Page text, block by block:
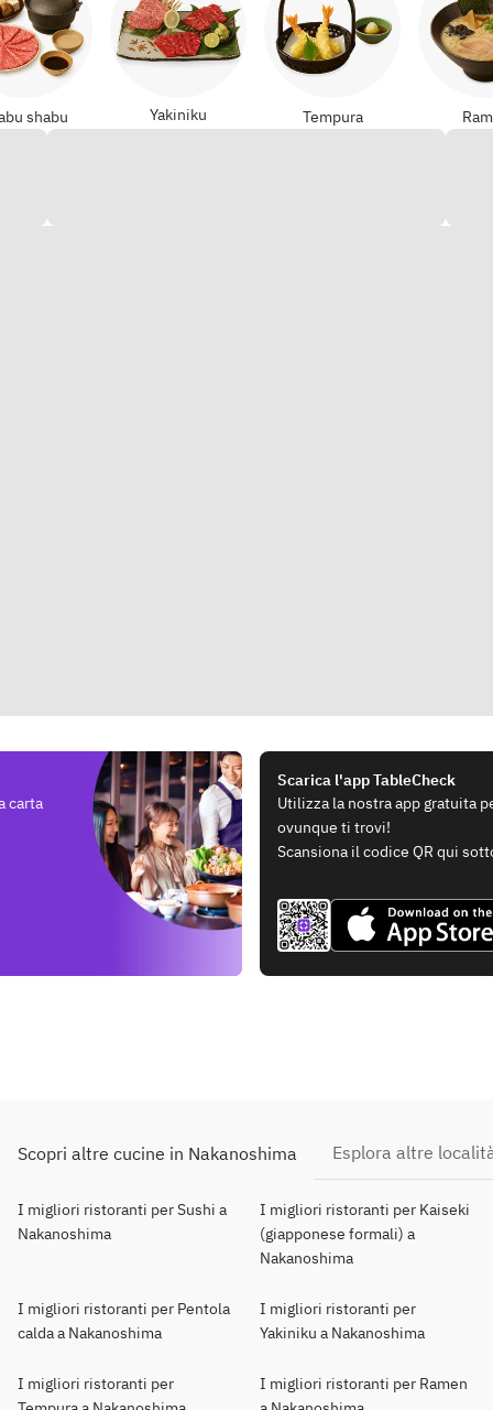
shabu Yakiniku Tempura
carta
Scarica l'app TableCheck
Utilizza la nostra app gratuita
ovunque ti trovi!
Scansiona il codice QR qui
Scopri altre cucine in Nakanoshima Esplora altre
I migliori ristoranti per Sushi a
Nakanoshima
I migliori ristoranti per Kaiseki
(giapponese formali) a
Nakanoshima
I migliori ristoranti per Pentola
calda a Nakanoshima
I migliori ristoranti per
Yakiniku a Nakanoshima
I migliori ristoranti per
I migliori ristoranti per Ramen